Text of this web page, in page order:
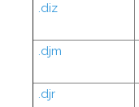
.diz
.djm
.djr